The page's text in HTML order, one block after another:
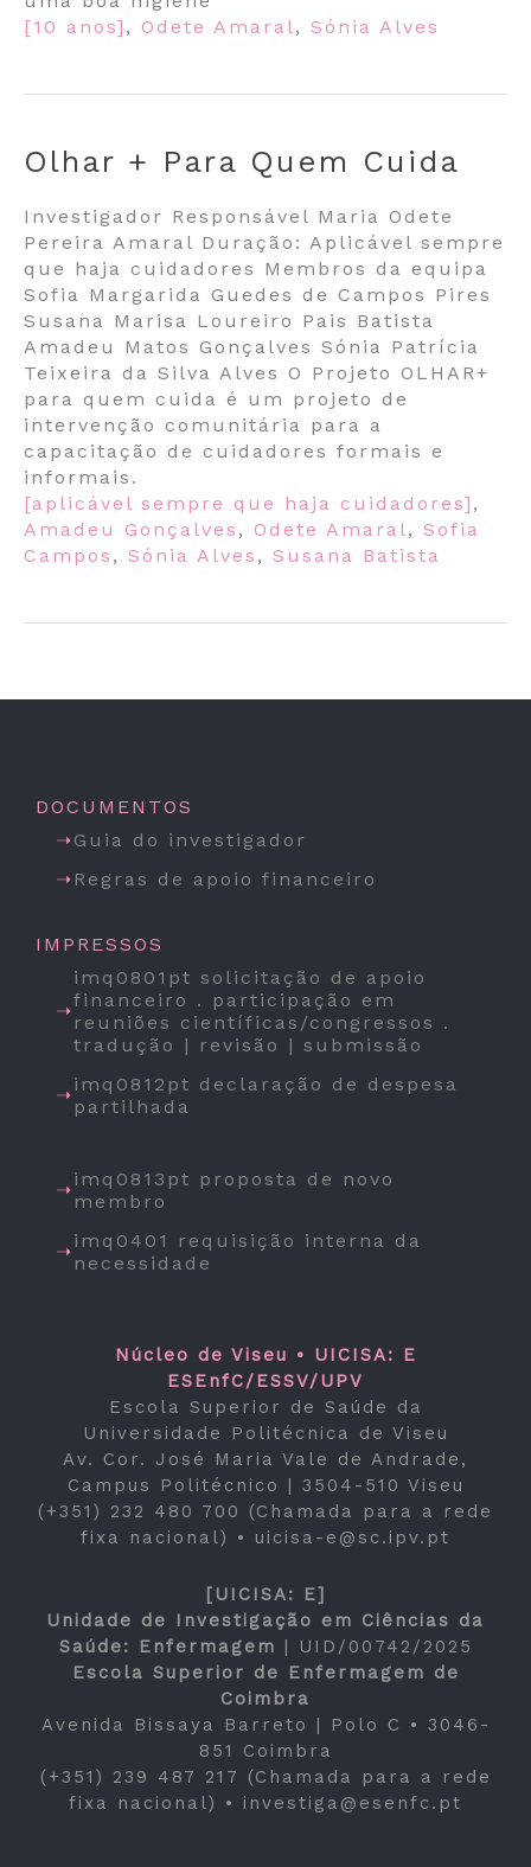
[10 anos] , Odete Amaral, Sónia Alves
Olhar + Para Quem Cuida
Investigador Responsável Maria Odete
Pereira Amaral Duração: Aplicável sempre
que haja cuidadores Membros da equipa
Sofia Margarida Guedes de Campos Pires
Susana Marisa Loureiro Pais Batista
Amadeu Matos Gonçalves Sónia Patrícia
Teixeira da Silva Alves O Projeto OLHAR+
para quem cuida é um projeto de
intervenção comunitária para a
capacitação de cuidadores formais e
informais.
[aplicável sempre que haja cuidadores] ,
Amadeu Gonçalves , Odete Amaral, Sofia
Campos , Sónia Alves , Susana Batista
DOCUMENTOS
Guia do investigador
Regras de apoio financeiro
IMPRESSOS
imq0801pt solicitação de apoio
financeiro . participação em
reuniões científicas/congressos .
tradução | revisão | submissão
imq0812pt declaração de despesa
partilhada
imq0813pt proposta de novo
membro
imq0401 requisição interna da
necessidade
Núcleo de Viseu • UICISA: E
ESEnfC/ESSV/UPV
Escola Superior de Saúde da
Universidade Politécnica de Viseu
Av. Cor. José Maria Vale de Andrade,
Campus Politécnico | 3504-510 Viseu
(+351) 232 480 700 (Chamada para a rede
fixa nacional) • uicisa-e@sc.ipv.pt
[UICISA: E]
Unidade de Investigação em Ciências da
Saúde: Enfermagem |
UID/00742/2025
Escola Superior de Enfermagem de
Coimbra
Avenida Bissaya Barreto | Polo C • 3046-
851 Coimbra
(+351) 239 487 217 (Chamada para a rede
fixa nacional) • investiga@esenfc.pt